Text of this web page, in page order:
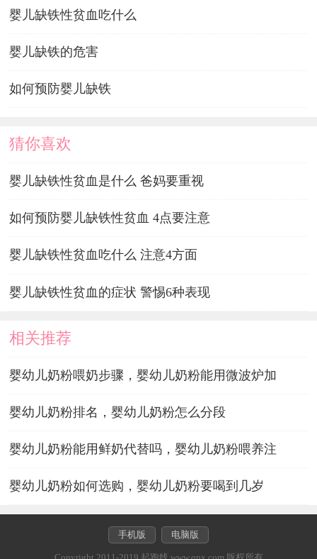
婴儿缺铁性贫血吃什么
婴儿缺铁的危害
如何预防婴儿缺铁
猜你喜欢
婴儿缺铁性贫血是什么 爸妈要重视
如何预防婴儿缺铁性贫血 4点要注意
婴儿缺铁性贫血吃什么 注意4方面
婴儿缺铁性贫血的症状 警惕6种表现
相关推荐
婴幼儿奶粉喂奶步骤，婴幼儿奶粉能用微波炉加
婴幼儿奶粉排名，婴幼儿奶粉怎么分段
婴幼儿奶粉能用鲜奶代替吗，婴幼儿奶粉喂养注
婴幼儿奶粉如何选购，婴幼儿奶粉要喝到几岁
手机版 电脑版